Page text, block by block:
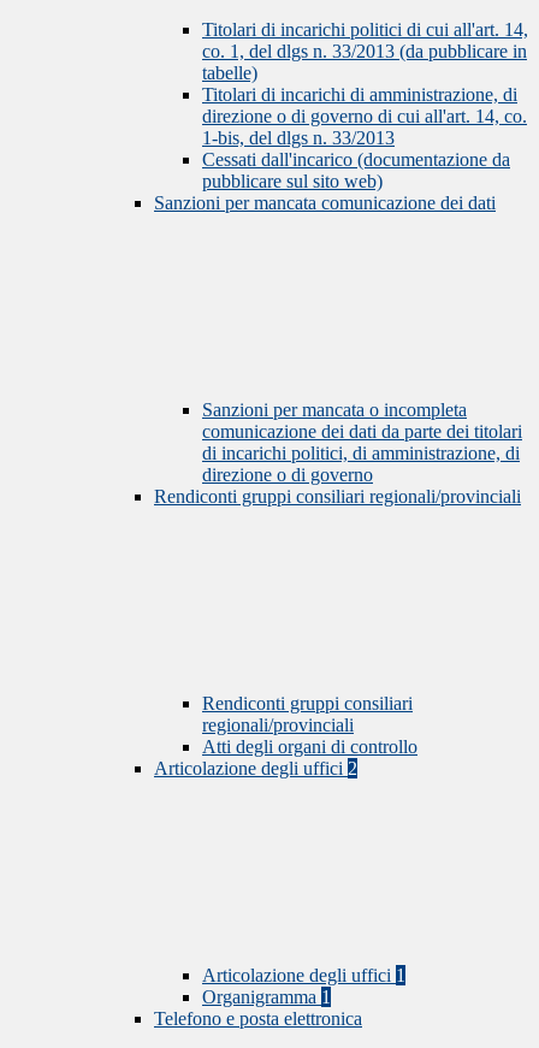
Titolari di incarichi politici di cui all'art. 14,
co. 1, del dlgs n. 33/2013 (da pubblicare in
tabelle)
Titolari di incarichi di amministrazione, di
direzione o di governo di cui all'art. 14, co.
1-bis, del dlgs n. 33/2013
Cessati dall'incarico (documentazione da
pubblicare sul sito web)
Sanzioni per mancata comunicazione dei dati
Sanzioni per mancata o incompleta
comunicazione dei dati da parte dei titolari
di incarichi politici, di amministrazione, di
direzione o di governo
Rendiconti gruppi consiliari regionali/provinciali
Rendiconti gruppi consiliari
regionali/provinciali
Atti degli organi di controllo
Articolazione degli uffici 2
Articolazione degli uffici 1
Organigramma 1
Telefono e posta elettronica